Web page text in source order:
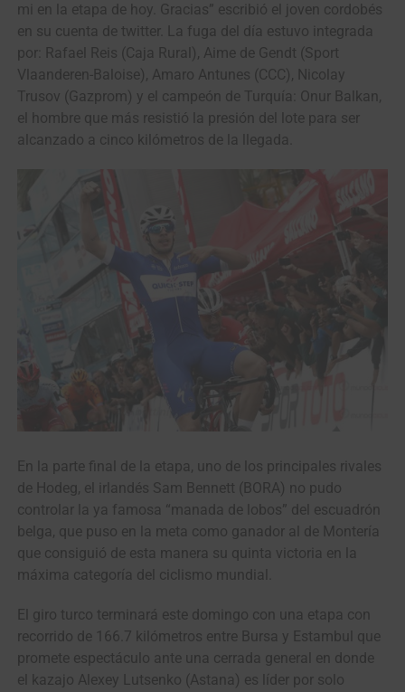
mi en la etapa de hoy. Gracias” escribió el joven cordobés
en su cuenta de twitter. La fuga del día estuvo integrada
por: Rafael Reis (Caja Rural), Aime de Gendt (Sport
Vlaanderen-Baloise), Amaro Antunes (CCC), Nicolay
Trusov (Gazprom) y el campeón de Turquía: Onur Balkan,
el hombre que más resistió la presión del lote para ser
alcanzado a cinco kilómetros de la llegada.
En la parte final de la etapa, uno de los principales rivales
de Hodeg, el irlandés Sam Bennett (BORA) no pudo
controlar la ya famosa “manada de lobos” del escuadrón
belga, que puso en la meta como ganador al de Montería
que consiguió de esta manera su quinta victoria en la
máxima categoría del ciclismo mundial.
El giro turco terminará este domingo con una etapa con
recorrido de 166.7 kilómetros entre Bursa y Estambul que
promete espectáculo ante una cerrada general en donde
el kazajo Alexey Lutsenko (Astana) es líder por solo